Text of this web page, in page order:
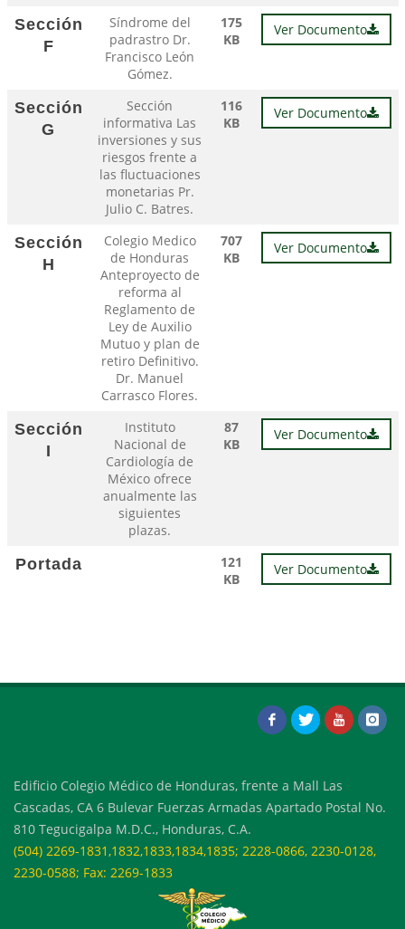
Sección
F
Síndrome del
padrastro Dr.
Francisco León
Gómez.
175
KB
Ver Documento
Sección
G
Sección
informativa Las
inversiones y sus
riesgos frente a
las fluctuaciones
monetarias Pr.
Julio C. Batres.
116
KB
Ver Documento
Sección
H
Colegio Medico
de Honduras
Anteproyecto de
reforma al
Reglamento de
Ley de Auxilio
Mutuo y plan de
retiro Definitivo.
Dr. Manuel
Carrasco Flores.
707
KB
Ver Documento
Sección
I
Instituto
Nacional de
Cardiología de
México ofrece
anualmente las
siguientes
plazas.
87
KB
Ver Documento
Portada
121
KB
Ver Documento
Edificio Colegio Médico de Honduras, frente a Mall Las
Cascadas, CA 6 Bulevar Fuerzas Armadas Apartado Postal No.
810 Tegucigalpa M.D.C., Honduras, C.A.
(504) 2269-1831,1832,1833,1834,1835; 2228-0866, 2230-0128,
2230-0588; Fax: 2269-1833